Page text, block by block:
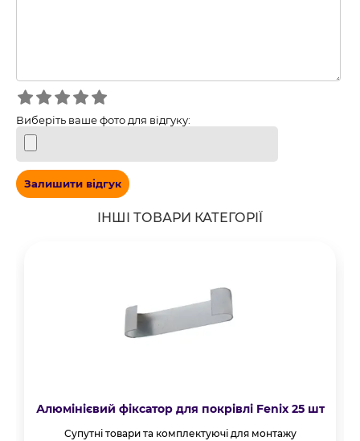
Виберіть ваше фото для відгуку:
Залишити відгук
ІНШІ ТОВАРИ КАТЕГОРІЇ
Алюмінієвий фіксатор для покрівлі Fenix 25 шт
Супутні товари та комплектуючі для монтажу